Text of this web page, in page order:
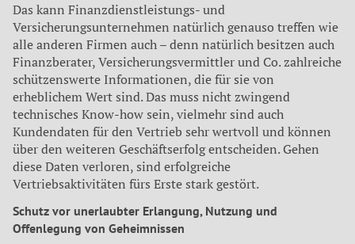
Das kann Finanzdienstleistungs- und
Versicherungsunternehmen natürlich genauso treffen wie
alle anderen Firmen auch – denn natürlich besitzen auch
Finanzberater, Versicherungsvermittler und Co. zahlreiche
schützenswerte Informationen, die für sie von
erheblichem Wert sind. Das muss nicht zwingend
technisches Know-how sein, vielmehr sind auch
Kundendaten für den Vertrieb sehr wertvoll und können
über den weiteren Geschäftserfolg entscheiden. Gehen
diese Daten verloren, sind erfolgreiche
Vertriebsaktivitäten fürs Erste stark gestört.
Schutz vor unerlaubter Erlangung, Nutzung und
Offenlegung von Geheimnissen